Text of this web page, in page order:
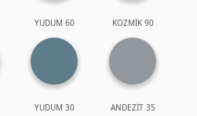
YUDUM 60 KOZMİK 90
YUDUM 30 ANDEZİT 35